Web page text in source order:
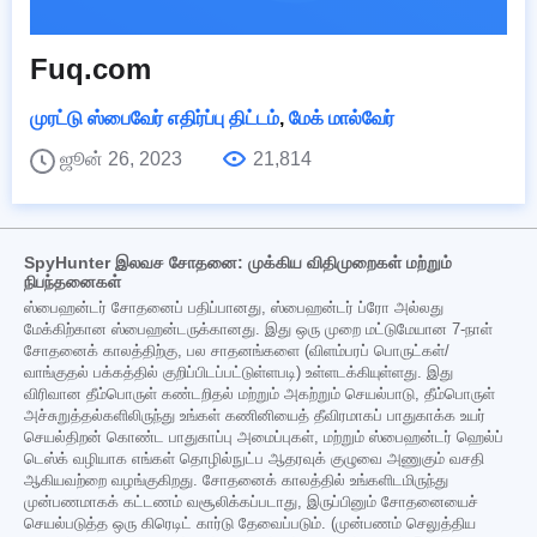
Fuq.com
முரட்டு ஸ்பைவேர் எதிர்ப்பு திட்டம், மேக் மால்வேர்
ஜூன் 26, 2023
21,814
SpyHunter இலவச சோதனை: முக்கிய விதிமுறைகள் மற்றும்
நிபந்தனைகள்
ஸ்பைஹன்டர் சோதனைப் பதிப்பானது, ஸ்பைஹன்டர் ப்ரோ அல்லது
மேக்கிற்கான ஸ்பைஹன்டருக்கானது. இது ஒரு முறை மட்டுமேயான 7-நாள்
சோதனைக் காலத்திற்கு, பல சாதனங்களை (விளம்பரப் பொருட்கள்/
வாங்குதல் பக்கத்தில் குறிப்பிடப்பட்டுள்ளபடி) உள்ளடக்கியுள்ளது. இது
விரிவான தீம்பொருள் கண்டறிதல் மற்றும் அகற்றும் செயல்பாடு, தீம்பொருள்
அச்சுறுத்தல்களிலிருந்து உங்கள் கணினியைத் தீவிரமாகப் பாதுகாக்க உயர்
செயல்திறன் கொண்ட பாதுகாப்பு அமைப்புகள், மற்றும் ஸ்பைஹன்டர் ஹெல்ப்
டெஸ்க் வழியாக எங்கள் தொழில்நுட்ப ஆதரவுக் குழுவை அணுகும் வசதி
ஆகியவற்றை வழங்குகிறது. சோதனைக் காலத்தில் உங்களிடமிருந்து
முன்பணமாகக் கட்டணம் வசூலிக்கப்படாது, இருப்பினும் சோதனையைச்
செயல்படுத்த ஒரு கிரெடிட் கார்டு தேவைப்படும். (முன்பணம் செலுத்திய